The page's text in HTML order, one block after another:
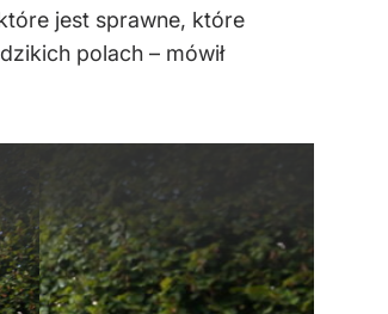
jest sprawne, które
polach – mówił